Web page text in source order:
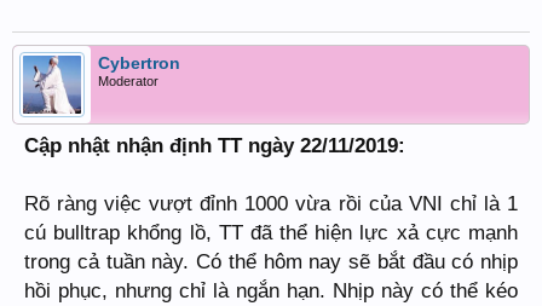
Cybertron
Moderator
Cập nhật nhận định TT ngày 22/11/2019:
Rõ ràng việc vượt đỉnh 1000 vừa rồi của VNI chỉ là 1
cú bulltrap khổng lồ, TT đã thể hiện lực xả cực mạnh
trong cả tuần này. Có thể hôm nay sẽ bắt đầu có nhịp
hồi phục, nhưng chỉ là ngắn hạn. Nhịp này có thể kéo